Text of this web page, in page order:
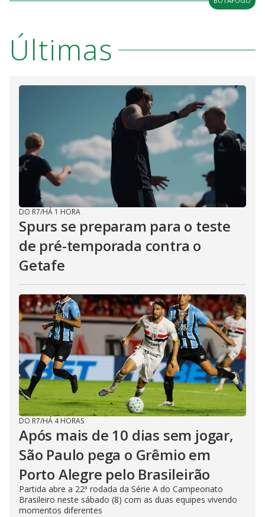
Últimas
DO R7/HÁ 1 HORA
Spurs se preparam para o teste
de pré-temporada contra o
Getafe
DO R7/HÁ 4 HORAS
Após mais de 10 dias sem jogar,
São Paulo pega o Grêmio em
Porto Alegre pelo Brasileirão
Partida abre a 22ª rodada da Série A do Campeonato
Brasileiro neste sábado (8) com as duas equipes vivendo
momentos diferentes